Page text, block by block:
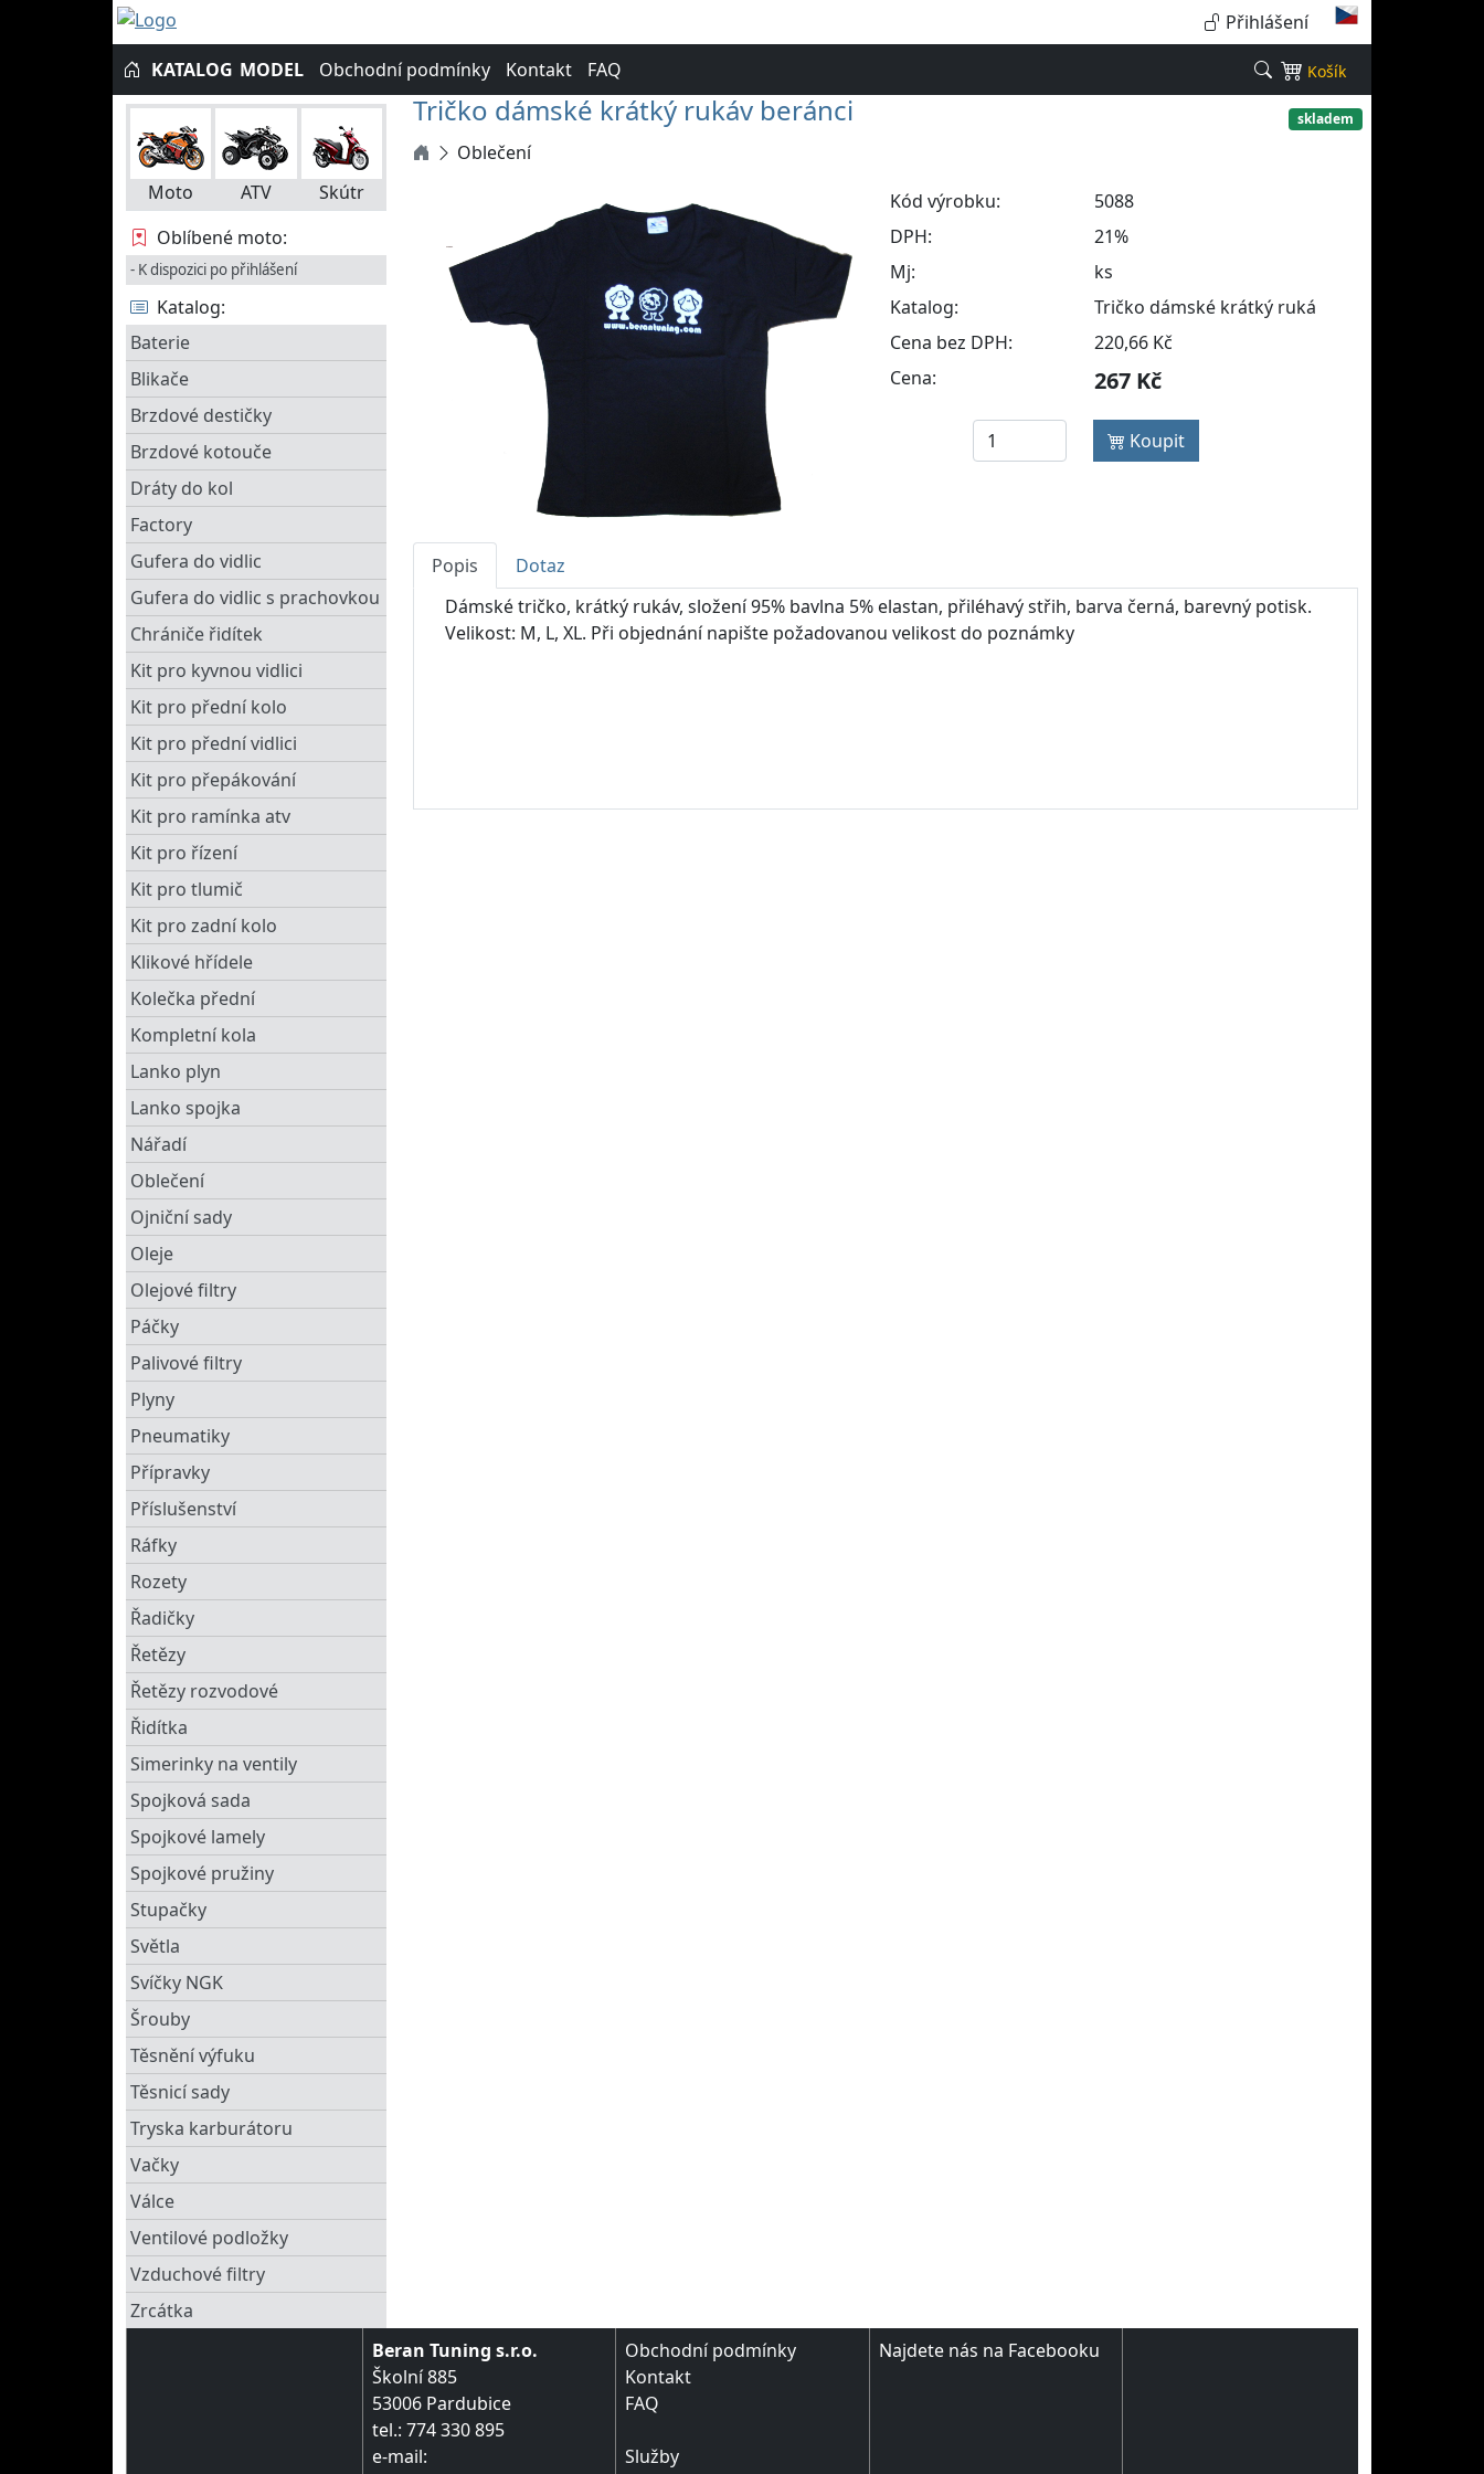
Přihlášení
KATALOG MODEL Obchodní podmínky Kontakt FAQ Košík
Moto ATV
Skútr
Oblíbené moto:
- K dispozici po přihlášení
Katalog:
Baterie
Blikače
Brzdové destičky
Brzdové kotouče
Dráty do kol
Factory
Gufera do vidlic
Gufera do vidlic s prachovkou
Chrániče řidítek
Kit pro kyvnou vidlici
Kit pro přední kolo
Kit pro přední vidlici
Kit pro přepákování
Kit pro ramínka atv
Kit pro řízení
Kit pro tlumič
Kit pro zadní kolo
Klikové hřídele
Kolečka přední
Kompletní kola
Lanko plyn
Lanko spojka
Nářadí
Oblečení
Ojniční sady
Oleje
Olejové filtry
Páčky
Palivové filtry
Plyny
Pneumatiky
Přípravky
Příslušenství
Ráfky
Rozety
Řadičky
Řetězy
Řetězy rozvodové
Řidítka
Simerinky na ventily
Spojková sada
Spojkové lamely
Spojkové pružiny
Stupačky
Světla
Svíčky NGK
Šrouby
Těsnění výfuku
Těsnicí sady
Tryska karburátoru
Vačky
Válce
Ventilové podložky
Vzduchové filtry
Zrcátka
Tričko dámské krátký rukáv beránci skladem
Oblečení
Kód výrobku:
5088
DPH:
21%
Mj:
ks
Katalog:
Tričko dámské krátký ruká
Cena bez DPH:
220,66 Kč
Cena:
267 Kč
Koupit
Popis
Dotaz
Dámské tričko, krátký rukáv, složení 95% bavlna 5% elastan, přiléhavý střih, barva černá, barevný potisk.
Velikost: M, L, XL. Při objednání napište požadovanou velikost do poznámky
Beran Tuning s.r.o.
Školní 885
53006 Pardubice
tel.: 774 330 895
e-mail:
Obchodní podmínky
Kontakt
FAQ
Služby
Najdete nás na Facebooku